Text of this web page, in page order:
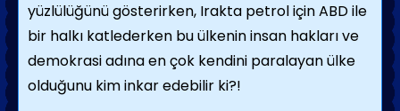
yüzlülüğünü gösterirken, Irakta petrol için ABD ile
bir halkı katlederken bu ülkenin insan hakları ve
demokrasi adına en çok kendini paralayan ülke
olduğunu kim inkar edebilir ki?!